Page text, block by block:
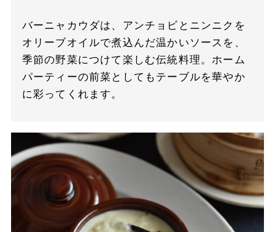
バーニャカウダは、アンチョビとニンニクを
オリーブオイルで煮込んだ温かいソースを、
季節の野菜につけて楽しむ伝統料理。ホーム
パーティーの前菜としてもテーブルを華やか
に彩ってくれます。